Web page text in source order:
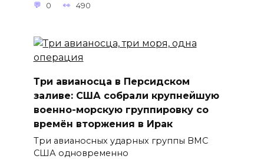
0 490
Три авианосца в Персидском
заливе: США собрали крупнейшую
военно-морскую группировку со
времён вторжения в Ирак
Три авианосных ударных группы ВМС
США одновременно